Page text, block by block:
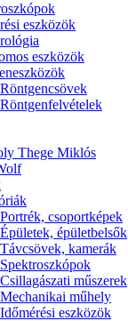
esz­kö­zök
esz­kö­zök
Rönt­gen­csö­vek
Rönt­gen­fel­vé­te­lek
The­ge Mik­lós
Port­rék, cso­port­ké­pek
Épü­le­tek, épü­let­bel­sők
Táv­csö­vek, ka­me­rák
Spekt­rosz­kó­pok
Csil­la­gá­sza­ti mű­sze­rek
Me­cha­ni­kai mű­hely
Idő­mé­ré­si esz­kö­zök